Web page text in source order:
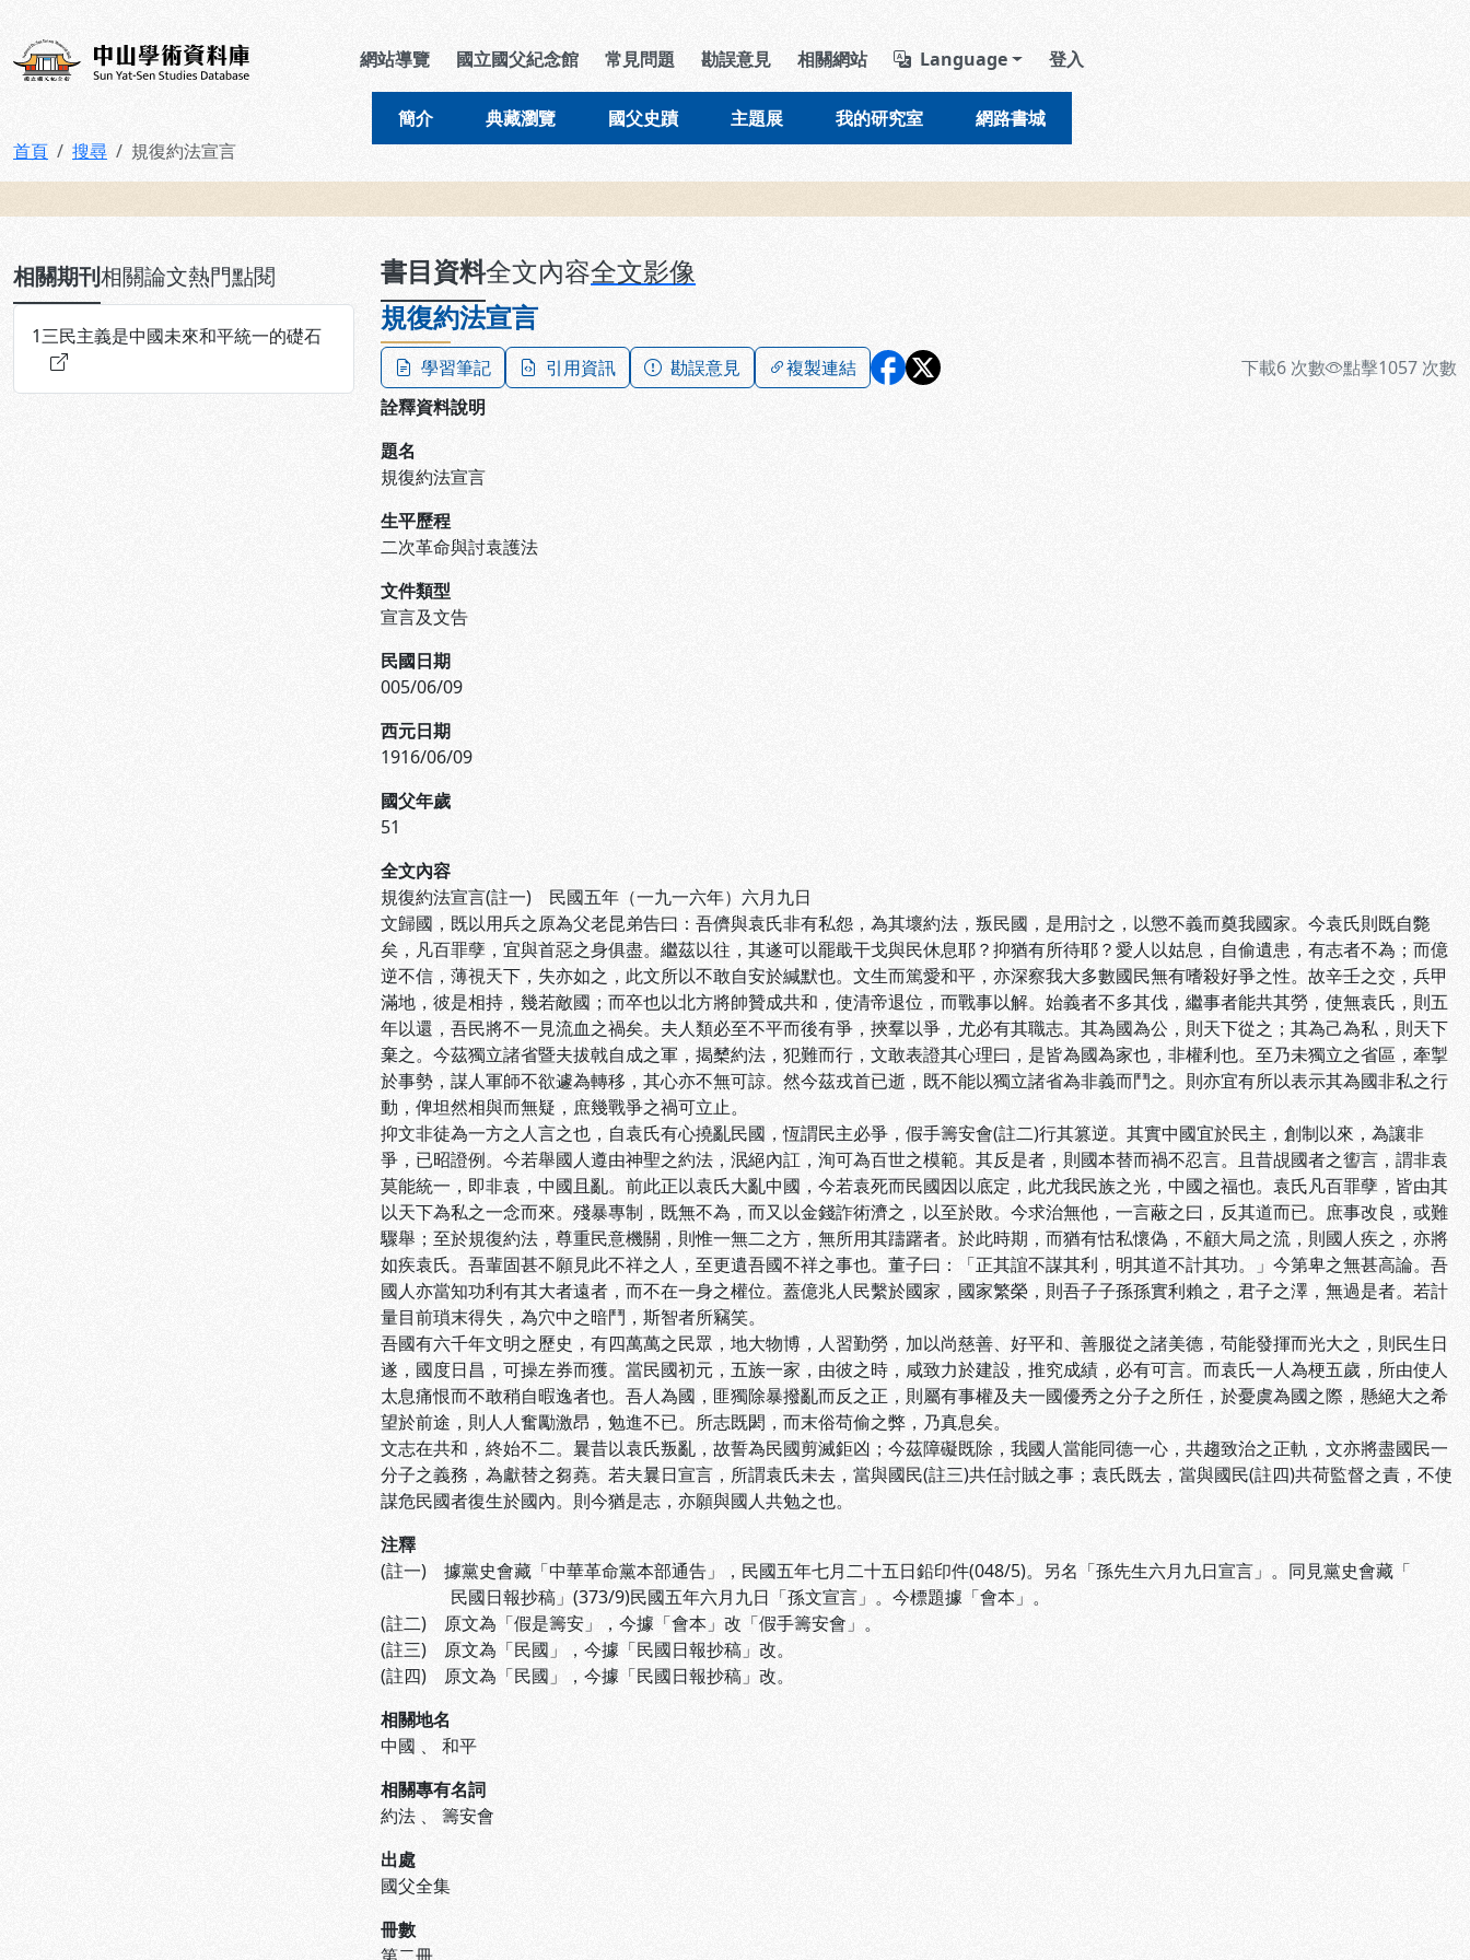
中山學術資料庫 導覽列區塊
網站導覽 國立國父紀念館 常見問題 勘誤意見 相關網站 Language 登入
簡介 典藏瀏覽 國父史蹟 主題展 我的研究室 網路書城
首頁 搜尋 規復約法宣言
相關期刊相關論文熱門點閱
1三民主義是中國未來和平統一的礎石
書目資料全文內容全文影像
規復約法宣言
學習筆記 引用資訊 勘誤意見 複製連結 下載6 次數 點擊1057 次數
詮釋資料說明
題名
規復約法宣言
生平歷程
二次革命與討袁護法
文件類型
宣言及文告
民國日期
005/06/09
西元日期
1916/06/09
國父年歲
51
全文內容
規復約法宣言(註一) 民國五年（一九一六年）六月九日
文歸國，既以用兵之原為父老昆弟告曰：吾儕與袁氏非有私怨，為其壞約法，叛民國，是用討之，以懲不義而奠我國家。今袁氏則既自斃
矣，凡百罪孽，宜與首惡之身俱盡。繼茲以往，其遂可以罷戢干戈與民休息耶？抑猶有所待耶？愛人以姑息，自偷遺患，有志者不為；而億
逆不信，薄視天下，失亦如之，此文所以不敢自安於緘默也。文生而篤愛和平，亦深察我大多數國民無有嗜殺好爭之性。故辛壬之交，兵甲
滿地，彼是相持，幾若敵國；而卒也以北方將帥贊成共和，使清帝退位，而戰事以解。始義者不多其伐，繼事者能共其勞，使無袁氏，則五
年以還，吾民將不一見流血之禍矣。夫人類必至不平而後有爭，挾羣以爭，尤必有其職志。其為國為公，則天下從之；其為己為私，則天下
棄之。今茲獨立諸省暨夫拔戟自成之軍，揭櫫約法，犯難而行，文敢表證其心理曰，是皆為國為家也，非權利也。至乃未獨立之省區，牽掣
於事勢，謀人軍師不欲遽為轉移，其心亦不無可諒。然今茲戎首已逝，既不能以獨立諸省為非義而鬥之。則亦宜有所以表示其為國非私之行
動，俾坦然相與而無疑，庶幾戰爭之禍可立止。
抑文非徒為一方之人言之也，自袁氏有心撓亂民國，恆謂民主必爭，假手籌安會(註二)行其篡逆。其實中國宜於民主，創制以來，為讓非
爭，已昭證例。今若舉國人遵由神聖之約法，泯絕內訌，洵可為百世之模範。其反是者，則國本替而禍不忍言。且昔覘國者之讆言，謂非袁
莫能統一，即非袁，中國且亂。前此正以袁氏大亂中國，今若袁死而民國因以底定，此尤我民族之光，中國之福也。袁氏凡百罪孽，皆由其
以天下為私之一念而來。殘暴專制，既無不為，而又以金錢詐術濟之，以至於敗。今求治無他，一言蔽之曰，反其道而已。庶事改良，或難
驟舉；至於規復約法，尊重民意機關，則惟一無二之方，無所用其躊躇者。於此時期，而猶有怙私懷偽，不顧大局之流，則國人疾之，亦將
如疾袁氏。吾輩固甚不願見此不祥之人，至更遺吾國不祥之事也。董子曰：「正其誼不謀其利，明其道不計其功。」今第卑之無甚高論。吾
國人亦當知功利有其大者遠者，而不在一身之權位。蓋億兆人民繫於國家，國家繁榮，則吾子子孫孫實利賴之，君子之澤，無過是者。若計
量目前瑣末得失，為穴中之暗鬥，斯智者所竊笑。
吾國有六千年文明之歷史，有四萬萬之民眾，地大物博，人習勤勞，加以尚慈善、好平和、善服從之諸美德，苟能發揮而光大之，則民生日
遂，國度日昌，可操左券而獲。當民國初元，五族一家，由彼之時，咸致力於建設，推究成績，必有可言。而袁氏一人為梗五歲，所由使人
太息痛恨而不敢稍自暇逸者也。吾人為國，匪獨除暴撥亂而反之正，則屬有事權及夫一國優秀之分子之所任，於憂虞為國之際，懸絕大之希
望於前途，則人人奮勵激昂，勉進不已。所志既閎，而末俗苟偷之弊，乃真息矣。
文志在共和，終始不二。曩昔以袁氏叛亂，故誓為民國剪滅鉅凶；今茲障礙既除，我國人當能同德一心，共趨致治之正軌，文亦將盡國民一
分子之義務，為獻替之芻蕘。若夫曩日宣言，所謂袁氏未去，當與國民(註三)共任討賊之事；袁氏既去，當與國民(註四)共荷監督之責，不使
謀危民國者復生於國內。則今猶是志，亦願與國人共勉之也。
注釋
(註一) 據黨史會藏「中華革命黨本部通告」，民國五年七月二十五日鉛印件(048/5)。另名「孫先生六月九日宣言」。同見黨史會藏「
民國日報抄稿」(373/9)民國五年六月九日「孫文宣言」。今標題據「會本」。
(註二) 原文為「假是籌安」，今據「會本」改「假手籌安會」。
(註三) 原文為「民國」，今據「民國日報抄稿」改。
(註四) 原文為「民國」，今據「民國日報抄稿」改。
相關地名
中國 、 和平
相關專有名詞
約法 、 籌安會
出處
國父全集
冊數